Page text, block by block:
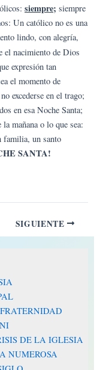
siempre; siempre
Un católico no es una
lindo, con alegría,
el nacimiento de Dios
expresión tan
el momento de
excederse en el trago;
en esa Noche Santa;
mañana o lo que sea:
familia, un santo
SANTA!
SIGUIENTE
DE LA IGLESIA
NUMEROSA